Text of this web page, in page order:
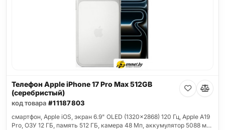
Телефон Apple iPhone 17 Pro Max 512GB
(серебристый)
код товара #11187803
смартфон, Apple iOS, экран 6.9" OLED (1320x2868) 120 Гц, Apple A19
Pro, ОЗУ 12 ГБ, память 512 ГБ, камера 48 Мп, аккумулятор 5088 м…